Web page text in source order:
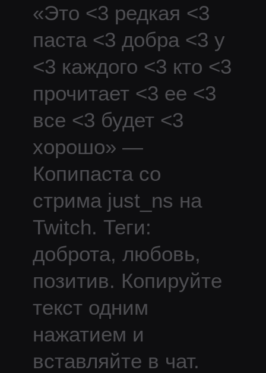
«Это <3 редкая <3
паста <3 добра <3 у
<3 каждого <3 кто <3
прочитает <3 ее <3
все <3 будет <3
хорошо» —
Копипаста со
стрима just_ns на
Twitch. Теги:
доброта, любовь,
позитив. Копируйте
текст одним
нажатием и
вставляйте в чат.